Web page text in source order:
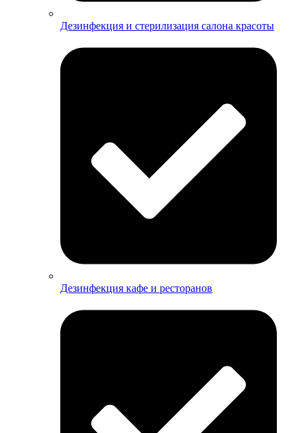
Дезинфекция и стерилизация салона красоты
Дезинфекция кафе и ресторанов